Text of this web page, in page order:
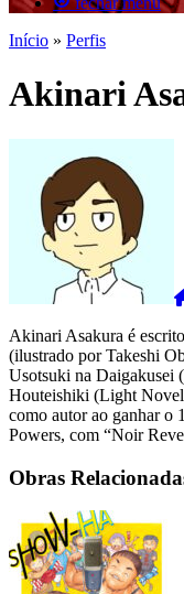
Início » Perfis
Akinari
Akinari Asakura é
(ilustrado por Takeshi
Usotsuki na Daigakusei
Houteishiki (Light
como autor ao ganhar o
Powers, com “Noir
Obras